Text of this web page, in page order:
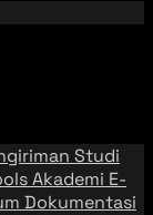
Studi
Akademi E-
Dokumentasi